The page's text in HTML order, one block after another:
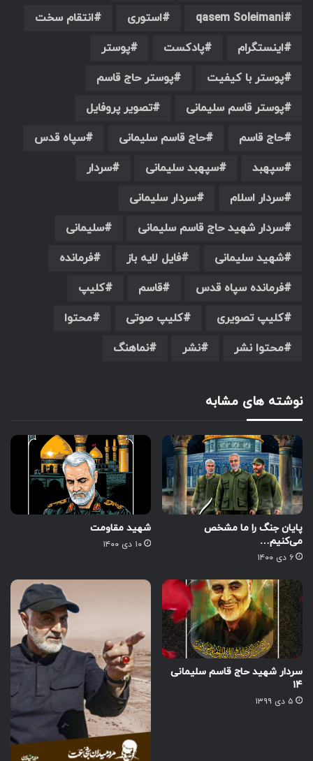
qasem Soleimani
استوری
انتقام سخت
اینستگرام
پادکست
پوستر
پوستر با کیفیت
پوستر حاج قاسم
پوستر قاسم سلیمانی
تصویر پروفایل
حاج قاسم
حاج قاسم سلیمانی
سپاه قدس
سپهبد
سپهبد سلیمانی
سردار
سردار اسلام
سردار سلیمانی
سردار شهید حاج قاسم سلیمانی
سلیمانی
شهید سلیمانی
فایل لایه باز
فرمانده
فرمانده سپاه قدس
قاسم
کلیپ
کلیپ تصویری
کلیپ صوتی
محتوا
محتوا نشر
نشر نماهنگ
نوشته های مشابه
پایان جنگ را ما مشخص
می‌کنیم…
۶ دی ۱۴۰۰
شهید مقاومت
۱۰ دی ۱۴۰۰
سردار شهید حاج قاسم سلیمانی
۱۴
۵ دی ۱۳۹۹